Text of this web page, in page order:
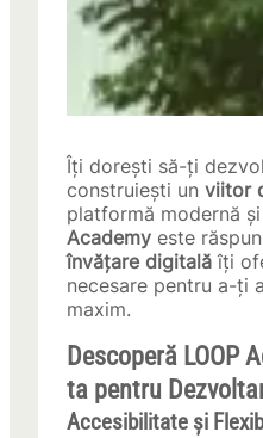
Îți dorești să-ți
construiești un viitor
platformă modernă
Academy este
învățare digitală îți
necesare pentru a-ți
maxim.
Descoperă LOOP
ta pentru
Accesibilitate și